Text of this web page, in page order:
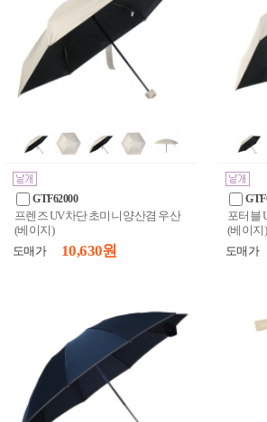
GTF62000
프렌즈 UV차단 초미니 양산겸 우산
(베이지)
도매가
10,630 원
포터블
(베이지)
도매가